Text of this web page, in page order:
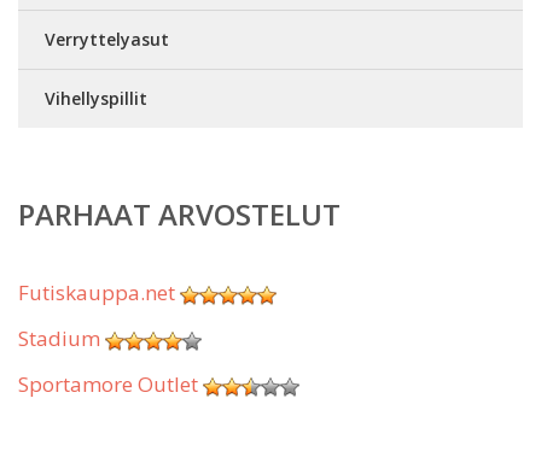
Verryttelyasut
Vihellyspillit
PARHAAT ARVOSTELUT
Futiskauppa.net
Stadium
Sportamore Outlet